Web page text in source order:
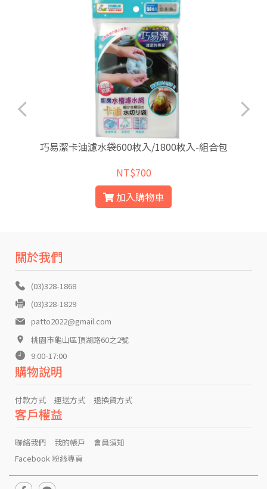
巧易潔卡油濾水袋600枚入/1800枚入-組合包
NT$700
加入購物車
關於我們
(03)328-1868
(03)328-1829
patto2022@gmail.com
桃園市龜山區頂湖路60之2號
9:00-17:00
購物說明
付款方式 運送方式 退換貨方式
客戶權益
聯絡我們 我的帳戶
會員須知
Facebook 粉絲專頁